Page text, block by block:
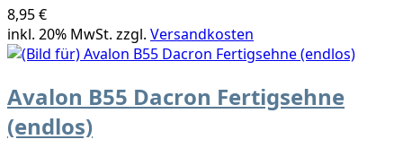
8,95 €
inkl. 20% MwSt. zzgl. Versandkosten
Avalon B55 Dacron Fertigsehne
(endlos)